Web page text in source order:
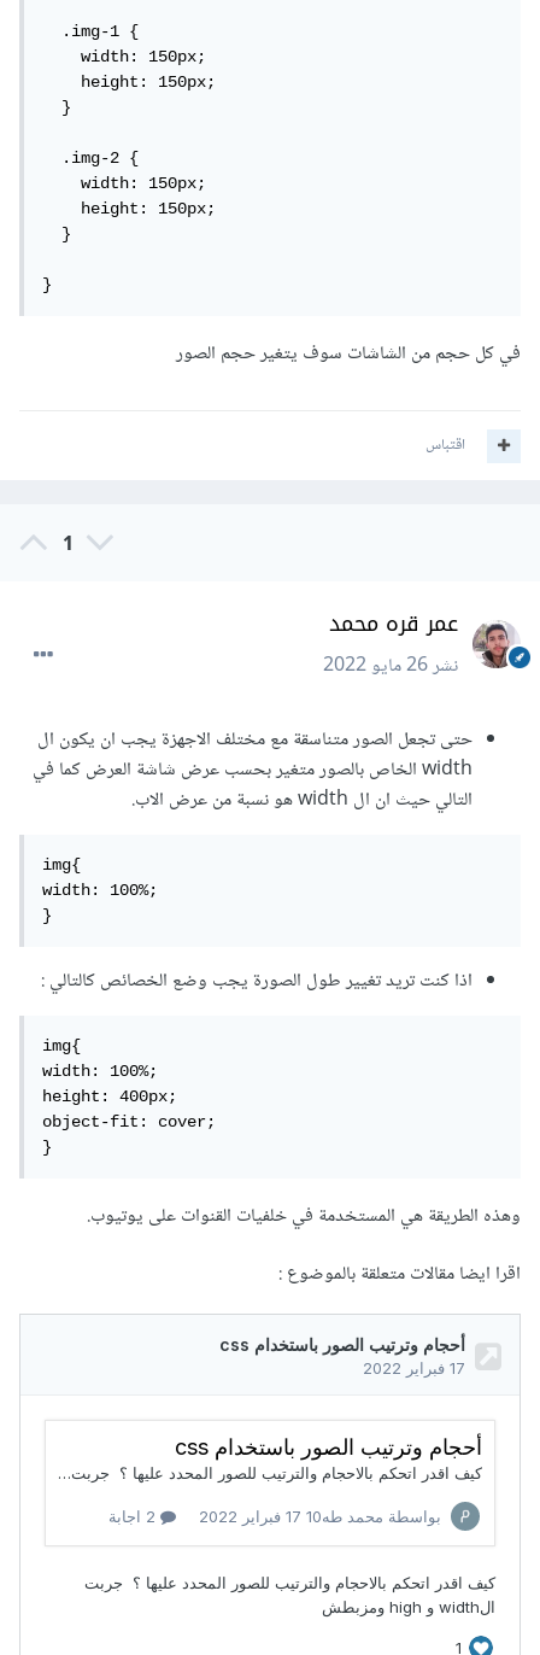
  .img-1 {
    width: 150px;
    height: 150px;
  }
  .img-2 {
    width: 150px;
    height: 150px;
  }
}
في كل حجم من الشاشات سوف يتغير حجم الصور
اقتباس
1
عمر قره محمد
نشر26 مايو 2022
حتى تجعل الصور متناسقة مع مختلف الاجهزة يجب ان يكون ال
width الخاص بالصور متغير بحسب عرض شاشة العرض كما في
التالي حيث ان ال width هو نسبة من عرض الاب.
img{
width: 100%;
}
اذا كنت تريد تغيير طول الصورة يجب وضع الخصائص كالتالي :
img{
width: 100%;
height: 400px;
object-fit: cover;
}
وهذه الطريقة هي المستخدمة في خلفيات القنوات على يوتيوب.
اقرا ايضا مقالات متعلقة بالموضوع :